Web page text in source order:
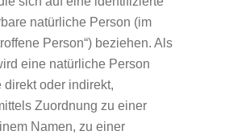
natürliche Person (im
Person“) beziehen. Als
eine natürliche Person
oder indirekt,
Zuordnung zu einer
Namen, zu einer